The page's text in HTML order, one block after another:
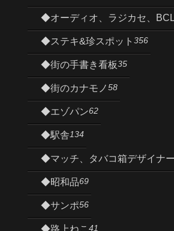
◆オーディオ、ラジカセ、BCL
◆ステキ&珍スポット 356
◆街の手書き看板35
◆街のカナモノ58
◆エゾパン62
◆駅舎134
◆マッチ、タバコ箱デザイナー
◆昭和品69
◆サンポ56
◆路上ねこ 41